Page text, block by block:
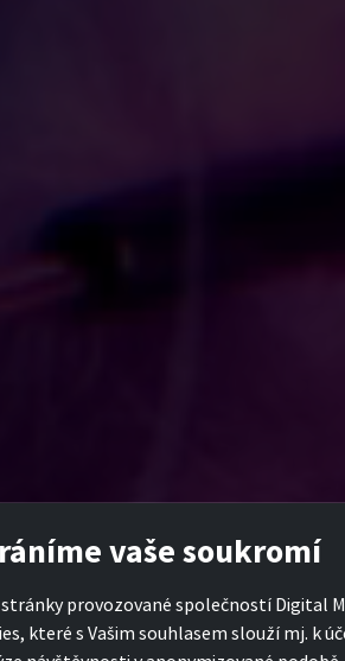
vaše soukromí
provozované společností Digital
které s Vašim souhlasem slouží mj. k